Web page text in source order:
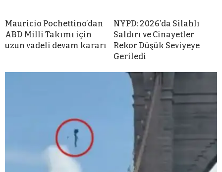
Mauricio Pochettino’dan
ABD Milli Takımı için
uzun vadeli devam kararı
NYPD: 2026’da Silahlı
Saldırı ve Cinayetler
Rekor Düşük Seviyeye
Geriledi